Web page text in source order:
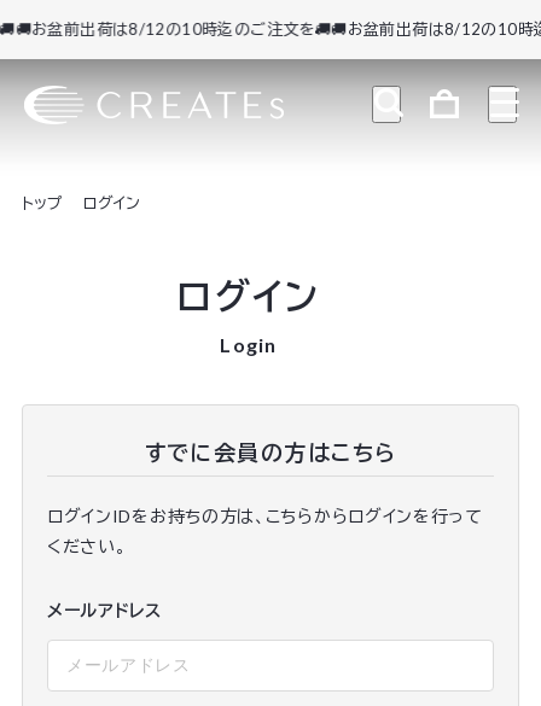
お盆前出荷は8/12の10時迄のご注文を🚚🚚お盆前出荷は8/12の10時迄
トップ ログイン
ログイン
Login
すでに会員の方はこちら
ログインIDをお持ちの方は、こちらからログインを行って
ください。
メールアドレス